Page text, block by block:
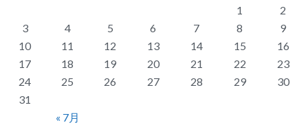
« 7月
1
2
3
4 5 6 7 8
9
10
11 12 13 14 15
16
17
18 19 20 21 22
23
24
25 26 27 28 29
30
31